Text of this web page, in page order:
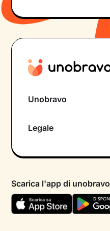
Unobravo
Psicologo in chat
Aiuto urgente
FAQ
Legale
Termini e condizioni
Informativa Privacy
Scarica l'app di unobravo